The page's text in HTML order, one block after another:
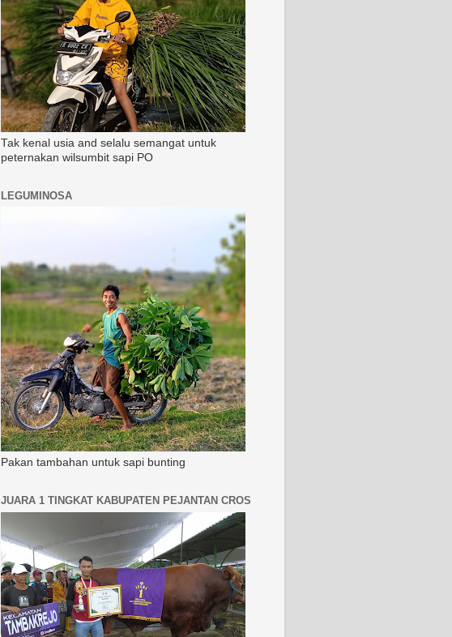
Tak kenal usia and selalu semangat untuk
peternakan wilsumbit sapi PO
LEGUMINOSA
Pakan tambahan untuk sapi bunting
JUARA 1 TINGKAT KABUPATEN PEJANTAN CROS